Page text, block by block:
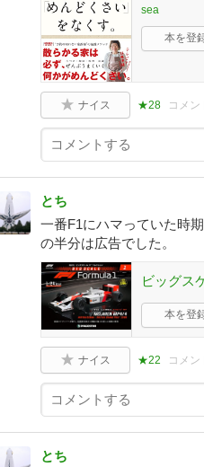
sea
本を登
ナイス ★28 コメン
とち
一番F1にハマっていた時
の半分は広告でした。
ビッグス
本を登
ナイス ★22 コメン
とち